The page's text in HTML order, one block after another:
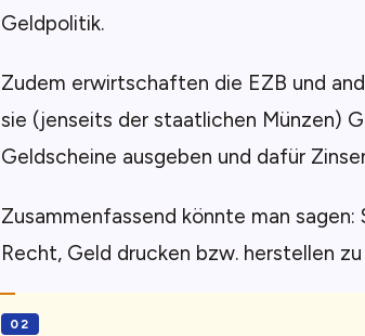
Geldpolitik.
Zudem erwirtschaften die EZB und
sie (jenseits der staatlichen Münzen)
Geldscheine ausgeben und dafür
Zusammenfassend könnte man
Recht, Geld drucken bzw. herstellen